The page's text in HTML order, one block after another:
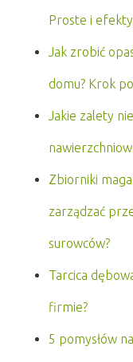
Proste i
Jak zrobić
domu? Krok
Jakie zalety
Zbiorniki
zarządzać
surowców?
Tarcica
firmie?
5 pomysłów